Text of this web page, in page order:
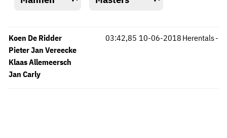
Koen De Ridder
Pieter Jan Vereecke
Klaas Allemeersch
Jan Carly
Herentals
03:42,85 -
10-06-2018